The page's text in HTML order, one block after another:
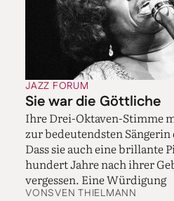
JAZZ FORUM
Sie war die Göttliche
Ihre Drei-Oktaven-Stimme
zur bedeutendsten Sängerin
Dass sie auch eine brillante
hundert Jahre nach ihrer
vergessen. Eine Würdigung
VONSVEN THIELMANN